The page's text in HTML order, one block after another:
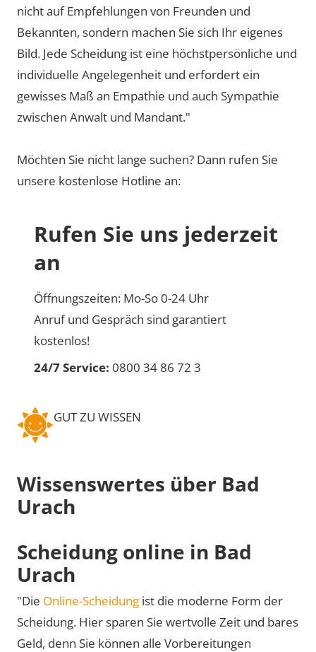
nicht auf Empfehlungen von Freunden und
Bekannten, sondern machen Sie sich Ihr eigenes
Bild. Jede Scheidung ist eine höchstpersönliche und
individuelle Angelegenheit und erfordert ein
gewisses Maß an Empathie und auch Sympathie
zwischen Anwalt und Mandant."
Möchten Sie nicht lange suchen? Dann rufen Sie
unsere kostenlose Hotline an:
Rufen Sie uns jederzeit
an
Öffnungszeiten: Mo-So 0-24 Uhr
Anruf und Gespräch sind garantiert
kostenlos!
24/7 Service: 0800 34 86 72 3
GUT ZU WISSEN
Wissenswertes über Bad
Urach
Scheidung online in Bad
Urach
"Die Online-Scheidung ist die moderne Form der
Scheidung. Hier sparen Sie wertvolle Zeit und bares
Geld, denn Sie können alle Vorbereitungen